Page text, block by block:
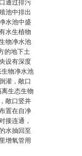
通过排污
池中排出
水池中盛
水生植物
物净水池
的地下土
设有深度
物净水池
灌，敞口
生态生物
敞口竖井
置在自净
接连通，
水抽回至
增氧管用